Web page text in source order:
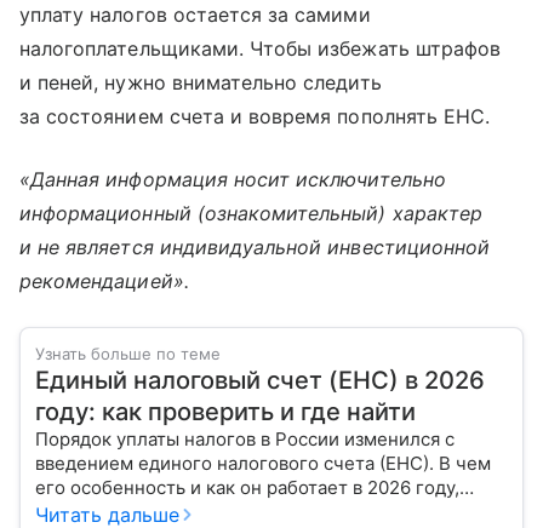
уплату налогов остается за самими
налогоплательщиками. Чтобы избежать штрафов
и пеней, нужно внимательно следить
за состоянием счета и вовремя пополнять ЕНС.
«Данная информация носит исключительно
информационный (ознакомительный) характер
и не является индивидуальной инвестиционной
рекомендацией».
Узнать больше по теме
Единый налоговый счет (ЕНС) в 2026
году: как проверить и где найти
Порядок уплаты налогов в России изменился с
введением единого налогового счета (ЕНС). В чем
его особенность и как он работает в 2026 году,
рассмотрим в материале с помощью эксперта.
Читать дальше